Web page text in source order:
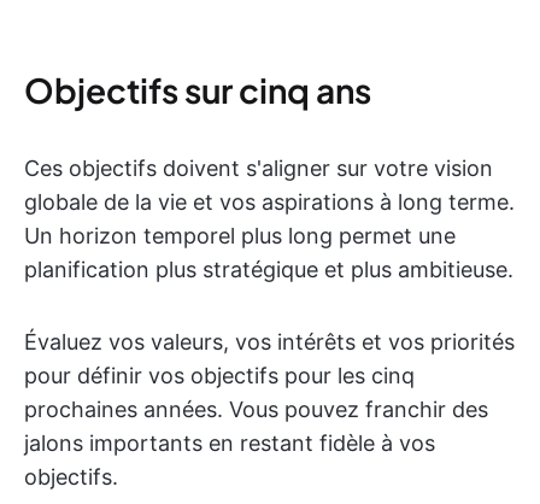
Objectifs sur cinq ans
Ces objectifs doivent s'aligner sur votre vision
globale de la vie et vos aspirations à long terme.
Un horizon temporel plus long permet une
planification plus stratégique et plus ambitieuse.
Évaluez vos valeurs, vos intérêts et vos priorités
pour définir vos objectifs pour les cinq
prochaines années. Vous pouvez franchir des
jalons importants en restant fidèle à vos
objectifs.